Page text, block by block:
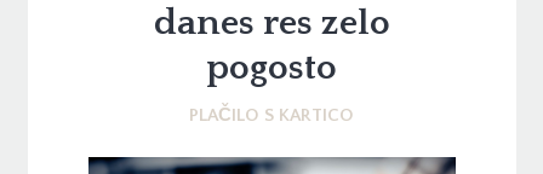
danes res zelo
pogosto
PLAČILO S KARTICO